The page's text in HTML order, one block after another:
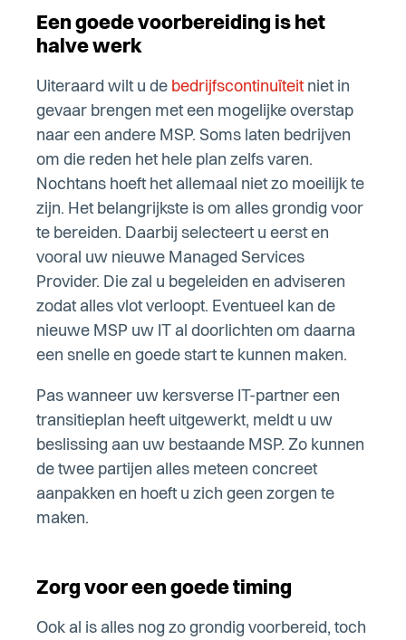
Een goede voorbereiding is het
halve werk
Uiteraard wilt u de bedrijfscontinuïteitniet in
gevaar brengen met een mogelijke overstap
naar een andere MSP. Soms laten bedrijven
om die reden het hele plan zelfs varen.
Nochtans hoeft het allemaal niet zo moeilijk te
zijn. Het belangrijkste is om alles grondig voor
te bereiden. Daarbij selecteert u eerst en
vooral uw nieuwe Managed Services
Provider. Die zal u begeleiden en adviseren
zodat alles vlot verloopt. Eventueel kan de
nieuwe MSP uw IT al doorlichten om daarna
een snelle en goede start te kunnen maken.
Pas wanneer uw kersverse IT-partner een
transitieplan heeft uitgewerkt, meldt u uw
beslissing aan uw bestaande MSP. Zo kunnen
de twee partijen alles meteen concreet
aanpakken en hoeft u zich geen zorgen te
maken.
Zorg voor een goede timing
Ook al is alles nog zo grondig voorbereid, toch